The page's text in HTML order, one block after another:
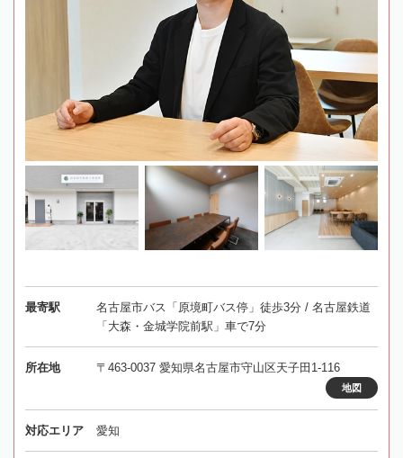
最寄駅
名古屋市バス「原境町バス停」徒歩3分 / 名古屋鉄道
「大森・金城学院前駅」車で7分
所在地 〒463-0037 愛知県名古屋市守山区天子田1-116
地図
対応エリア 愛知